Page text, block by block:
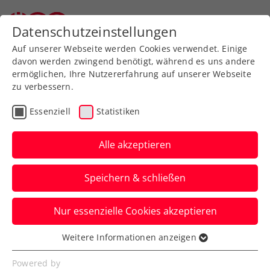
15 Jahre Kidstennis in
Österreich
ITF Play and Stay
2007 wurde Michael Ebert vom
damaligen Generalsekretär des
Datenschutzeinstellungen
Auf unserer Webseite werden Cookies verwendet. Einige
davon werden zwingend benötigt, während es uns andere
ermöglichen, Ihre Nutzererfahrung auf unserer Webseite
zu verbessern.
Essenziell Statistiken
Alle akzeptieren
Speichern & schließen
Nur essenzielle Cookies akzeptieren
Essenziell
Essenzielle Cookies werden für grundlegende
Weitere Informationen anzeigen
Powered by